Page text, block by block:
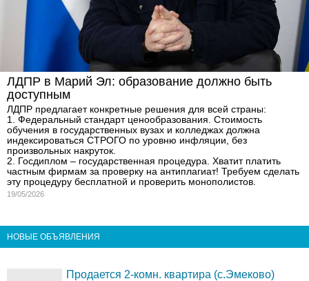
ЛДПР в Марий Эл: образование должно быть
доступным
ЛДПР предлагает конкретные решения для всей страны:
1. Федеральный стандарт ценообразования. Стоимость
обучения в государственных вузах и колледжах должна
индексироваться СТРОГО по уровню инфляции, без
произвольных накруток.
2. Госдиплом – государственная процедура. Хватит платить
частным фирмам за проверку на антиплагиат! Требуем сделать
эту процедуру бесплатной и проверить монополистов.
19/05/2026
НОВЫЕ ОБЪЯВЛЕНИЯ
Продается 2-комн. квартира (с.Эмеково)